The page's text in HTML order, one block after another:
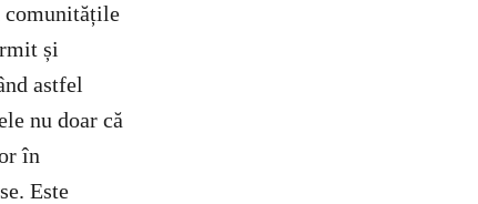
comunitățile
și
astfel
nu doar că
în
Este